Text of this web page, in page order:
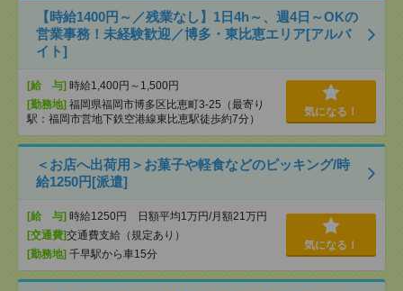
【時給1400円～／残業なし】1日4h～、週4日～OKの
営業事務！未経験歓迎／博多・東比恵エリア[アルバ
イト]
[給 与] 時給1,400円～1,500円
[勤務地] 福岡県福岡市博多区比恵町3-25（最寄り
駅：福岡市営地下鉄空港線東比恵駅徒歩約7分）
気になる！
＜お店へ出荷用＞お菓子や軽食などのピッキング/時
給1250円[派遣]
[給 与] 時給1250円 日額平均1万円/月額21万円
[交通費]交通費支給（規定あり）
[勤務地] 千早駅から車15分
気になる！